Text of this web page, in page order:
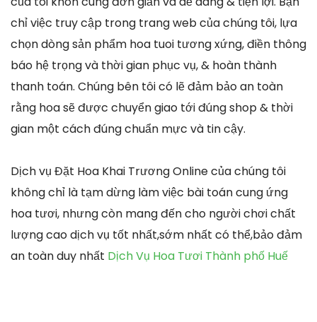
chỉ việc truy cập trong trang web của chúng tôi, lựa
chọn dòng sản phẩm hoa tuoi tương xứng, điền thông
báo hệ trọng và thời gian phục vụ, & hoàn thành
thanh toán. Chúng bên tôi có lẽ đảm bảo an toàn
rằng hoa sẽ được chuyển giao tới đúng shop & thời
gian một cách đúng chuẩn mực và tin cậy.
Dịch vụ Đặt Hoa Khai Trương Online của chúng tôi
không chỉ là tạm dừng làm việc bài toán cung ứng
hoa tươi, nhưng còn mang đến cho người chơi chất
lượng cao dịch vụ tốt nhất,sớm nhất có thể,bảo đảm
an toàn duy nhất Dịch Vụ Hoa Tươi Thành phố Huế